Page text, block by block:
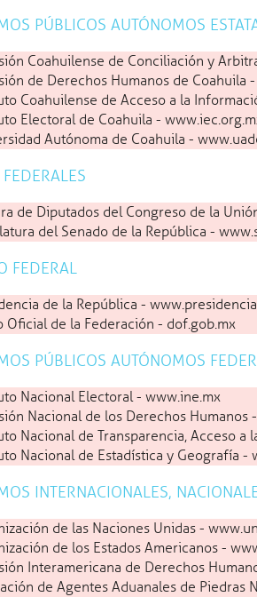
te podemos ayudar?
Transparencia
Entérate
Dependencias
Publicaciones
la
Educación 07 ago 2026
Tommaso Archilei
los JCC Santo Domingo
Gobierno 07 ago 2026
Gobierno 05 ago 2026
Con nuevos
PÚBLICOS AUTÓNOMOS
Coahuilense de Conciliación y
de Derechos Humanos de Coahuila
Coahuilense de Acceso a la
Electoral de Coahuila -
Autónoma de Coahuila -
de Diputados del Congreso de la
del Senado de la República -
FEDERAL
de la República -
Oficial de la Federación - dof.gob.mx
PÚBLICOS AUTÓNOMOS
Nacional Electoral - www.ine.mx
Nacional de los Derechos Humanos
Nacional de Transparencia, Acceso
Nacional de Estadística y Geografía -
INTERNACIONALES,
de las Naciones Unidas -
de los Estados Americanos -
Interamericana de Derechos
de Agentes Aduanales de Piedras